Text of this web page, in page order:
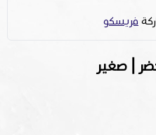
فريسكو
| صغير